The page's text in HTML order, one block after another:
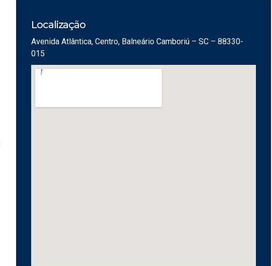
Localização
Avenida Atlântica, Centro, Balneário Camboriú – SC – 88330-
015